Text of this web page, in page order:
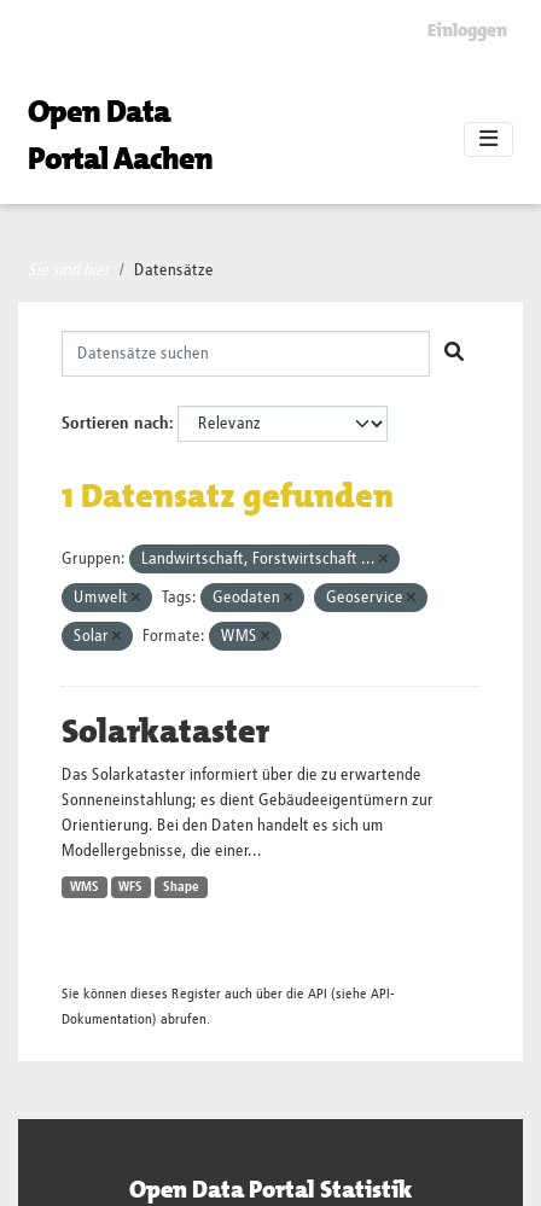
Einloggen
Open Data
Portal Aachen
Datensätze
Sortieren nach
1 Datensatz gefunden
Gruppen: Landwirtschaft, Forstwirtschaft ...
Umwelt Tags: Geodaten Geoservice
Solar Formate: WMS
Solarkataster
Das Solarkataster informiert über die zu erwartende
Sonneneinstahlung; es dient Gebäudeeigentümern zur
Orientierung. Bei den Daten handelt es sich um
Modellergebnisse, die einer...
WMS WFS Shape
Sie können dieses Register auch über die API (siehe API-
Dokumentation) abrufen.
Open Data Portal Statistik